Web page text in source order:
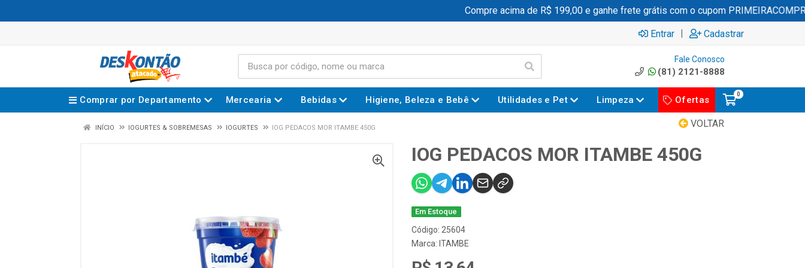
Compre acima de R$ 199,00 e ganhe frete grátis com o cupom PRIMEIRACOMPRA
Entrar | Cadastrar
Fale Conosco
(81) 2121-8888
Comprar por Departamento Mercearia Bebidas Higiene, Beleza e Bebê Utilidades e Pet Limpeza Ofertas
0
VOLTAR
INÍCIO IOGURTES & SOBREMESAS IOGURTES IOG PEDACOS MOR ITAMBE 450G
IOG PEDACOS MOR ITAMBE 450G
Em Estoque
Código: 25604
Marca: ITAMBE